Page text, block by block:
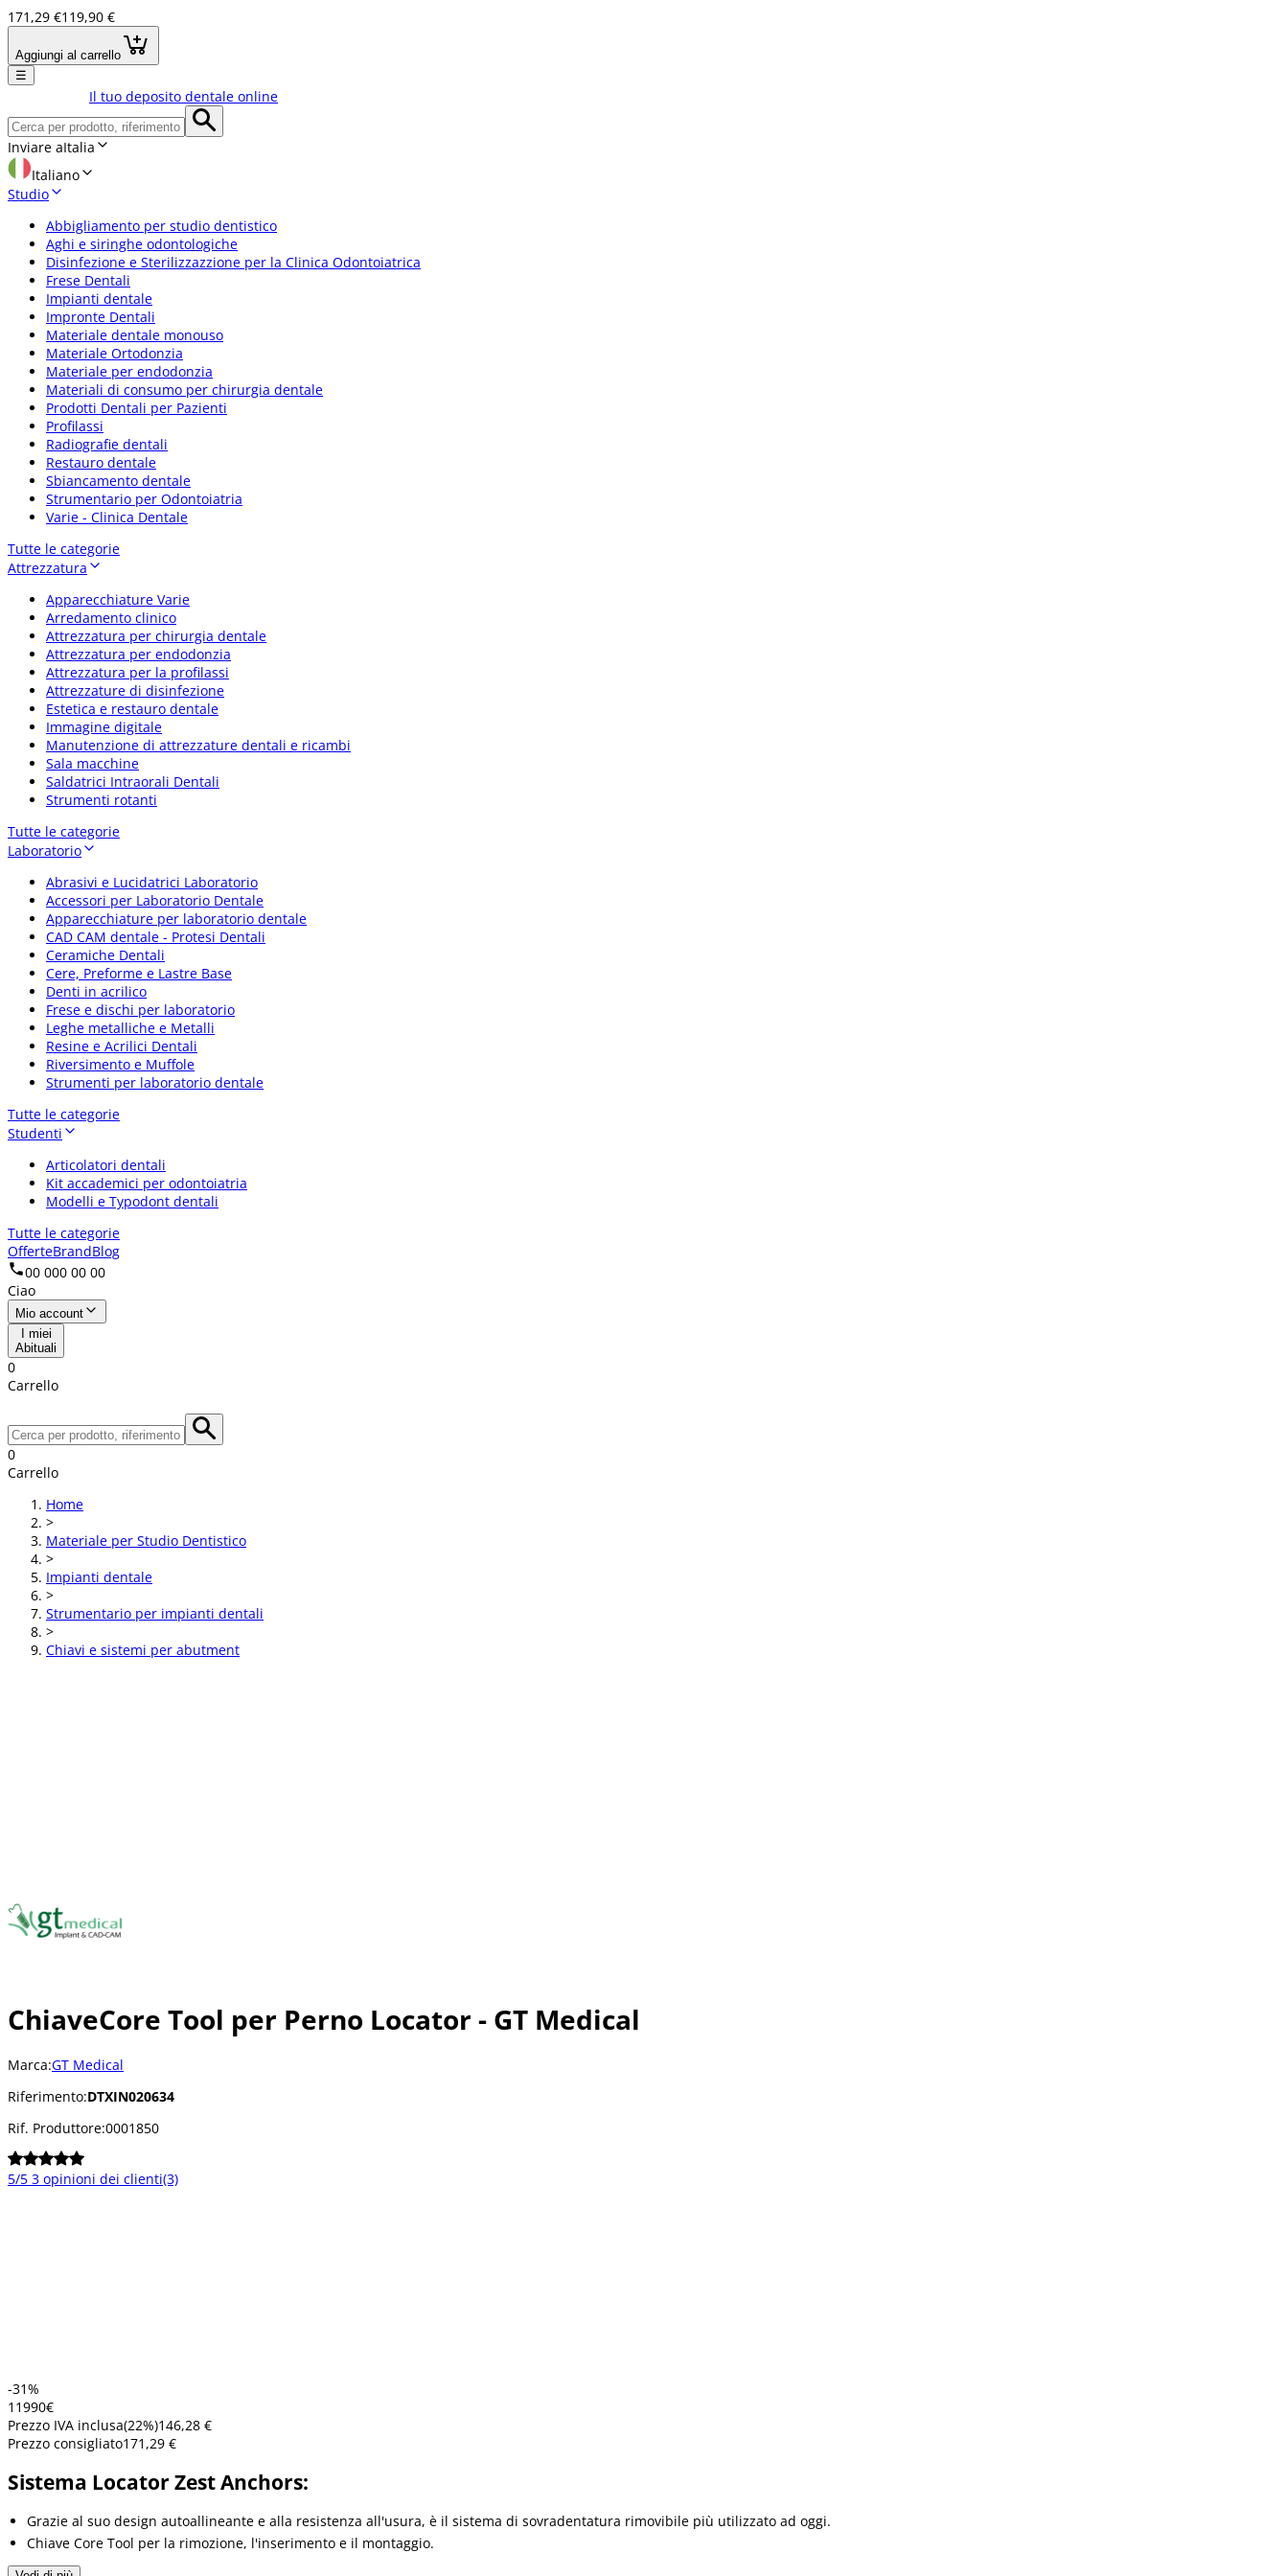
171,29 €119,90 €
Aggiungi al carrello
☰
Il tuo deposito dentale online
Inviare aItalia
Italiano
Studio
Abbigliamento per studio dentistico
Aghi e siringhe odontologiche
Disinfezione e Sterilizzazzione per la Clinica Odontoiatrica
Frese Dentali
Impianti dentale
Impronte Dentali
Materiale dentale monouso
Materiale Ortodonzia
Materiale per endodonzia
Materiali di consumo per chirurgia dentale
Prodotti Dentali per Pazienti
Profilassi
Radiografie dentali
Restauro dentale
Sbiancamento dentale
Strumentario per Odontoiatria
Varie - Clinica Dentale
Tutte le categorie
Attrezzatura
Apparecchiature Varie
Arredamento clinico
Attrezzatura per chirurgia dentale
Attrezzatura per endodonzia
Attrezzatura per la profilassi
Attrezzature di disinfezione
Estetica e restauro dentale
Immagine digitale
Manutenzione di attrezzature dentali e ricambi
Sala macchine
Saldatrici Intraorali Dentali
Strumenti rotanti
Tutte le categorie
Laboratorio
Abrasivi e Lucidatrici Laboratorio
Accessori per Laboratorio Dentale
Apparecchiature per laboratorio dentale
CAD CAM dentale - Protesi Dentali
Ceramiche Dentali
Cere, Preforme e Lastre Base
Denti in acrilico
Frese e dischi per laboratorio
Leghe metalliche e Metalli
Resine e Acrilici Dentali
Riversimento e Muffole
Strumenti per laboratorio dentale
Tutte le categorie
Studenti
Articolatori dentali
Kit accademici per odontoiatria
Modelli e Typodont dentali
Tutte le categorie
OfferteBrandBlog
00 000 00 00
Ciao
Mio account
I miei
Abituali
0
Carrello
0
Carrello
Home
>
Materiale per Studio Dentistico
>
Impianti dentale
>
Strumentario per impianti dentali
>
Chiavi e sistemi per abutment
ChiaveCore Tool per Perno Locator - GT Medical
Marca:GT Medical
Riferimento:DTXIN020634
Rif. Produttore:0001850
5/5 3 opinioni dei clienti(3)
-31%
11990€
Prezzo IVA inclusa(22%)146,28 €
Prezzo consigliato171,29 €
Sistema Locator Zest Anchors:
Grazie al suo design autoallineante e alla resistenza all'usura, è il sistema di sovradentatura rimovibile più utilizzato ad oggi.
Chiave Core Tool per la rimozione, l'inserimento e il montaggio.